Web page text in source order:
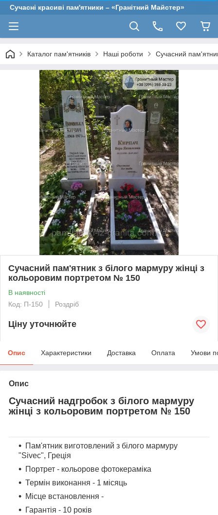
Сучасні красиві пам'ятники – «Гранітний Майстер»
Каталог пам'ятників Наші роботи Сучасний
Сучасний пам'ятник з білого мармуру жінці з
кольоровим портретом № 150
В наявності
Код: П-150
Роздріб
Ціну уточнюйте
Опис Характеристики Доставка Оплата Умови
Опис
Сучасний надгробок з білого мармуру
жінці з кольоровим портретом № 150
Пам'ятник виготовлений з білого мармуру
"Sivec", Греція
Портрет - кольорове фотокераміка
Термін виконання - 1 місяць
Місце встановлення -
Гарантія - 10 років